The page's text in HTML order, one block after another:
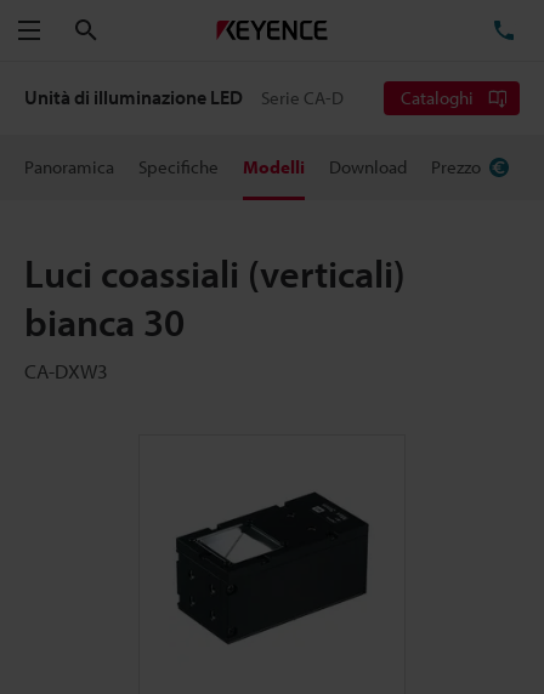
Menu
Unità di illuminazione LED Serie CA-D Cataloghi
Panoramica Specifiche Modelli Download Prezzo
Luci coassiali (verticali)
bianca 30
CA-DXW3